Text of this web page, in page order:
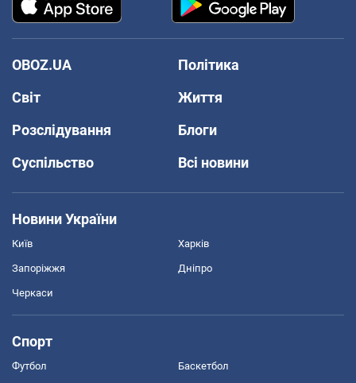
OBOZ.UA
Політика
Світ
Життя
Розслідування
Блоги
Суспільство
Всі новини
Новини України
Київ Харків
Запоріжжя Дніпро
Черкаси
Спорт
Футбол Баскетбол